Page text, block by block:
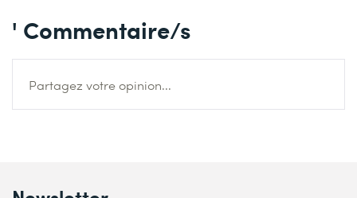
' Commentaire/s
Partagez votre opinion...